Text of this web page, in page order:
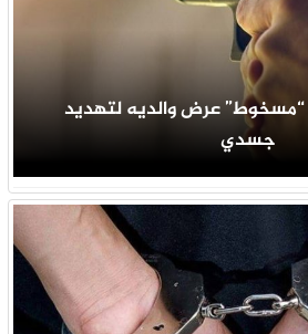
عرض والديه لتهديد
جسدي